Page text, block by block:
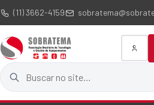
(11) 3662-4159
Buscar no site